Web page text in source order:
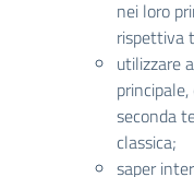
nei loro
rispettiva
utilizzare
seconda
classica;
saper